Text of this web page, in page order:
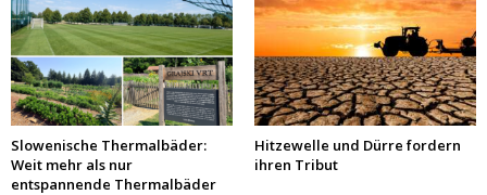
Slowenische Thermalbäder:
Weit mehr als nur
entspannende Thermalbäder
Hitzewelle und Dürre fordern
ihren Tribut